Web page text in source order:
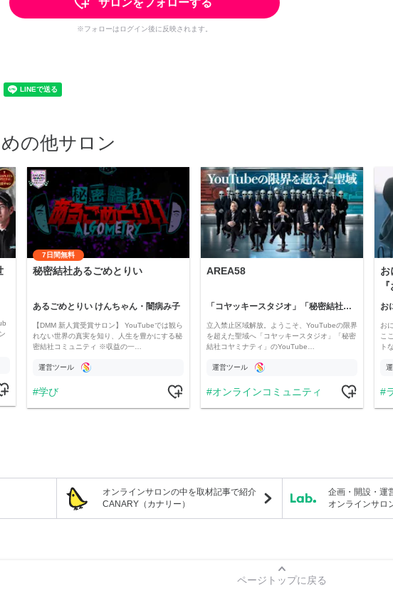
サロンをフォローする
※フォローはログイン後に反映されます。
の他サロン
7日間無料
秘密結社あるごめとりい
あるごめとりい けんちゃん・闇病み子
【DMM 新人賞受賞サロン】 YouTubeでは観ら
れない世界の真実を知り、人生を豊かにする秘
密結社コミュニティ ※収益の一…
運営ツール
学び
AREA58
「コヤッキースタジオ」「秘密結社コヤミナティ」
立入禁止区域解放。ようこそ、YouTubeの限界
を超えた聖域へ「コヤッキースタジオ」「秘密
結社コヤミナティ」のYouTube…
運営ツール
オンラインコミュニティ
お
お
お
こ
ト
オンラインサロンの中を取材記事で紹介
CANARY（カナリー）
企画・開設・運
オンラインサロ
ページトップに戻る